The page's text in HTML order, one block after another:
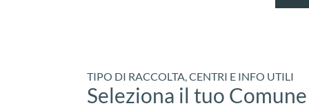
TIPO DI RACCOLTA, CENTRI E INFO UTILI
Seleziona il tuo Comune